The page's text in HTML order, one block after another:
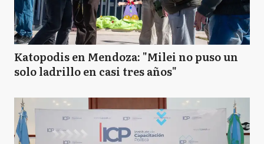
Katopodis en Mendoza: "Milei no puso un
solo ladrillo en casi tres años"